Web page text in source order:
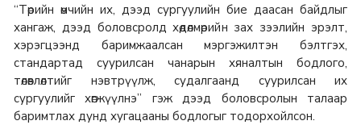
“Төрийн өмчийн их, дээд сургуулийн бие даасан байдлыг
хангаж, дээд боловсролд хөдөлмөрийн зах зээлийн эрэлт,
хэрэгцээнд баримжаалсан мэргэжилтэн бэлтгэх,
стандартад суурилсан чанарын хяналтын бодлого,
төлөвлөлтийг нэвтрүүлж, судалгаанд суурилсан их
сургуулийг хөгжүүлнэ” гэж дээд боловсролын талаар
баримтлах дунд хугацааны бодлогыг тодорхойлсон.